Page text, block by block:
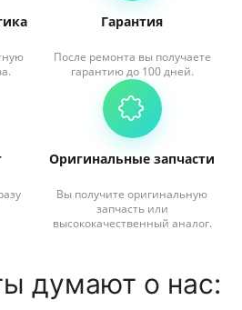
Гарантия
После ремонта вы получаете
гарантию до 100 дней.
Оригинальные запчасти
Вы получите оригинальную
запчасть или
высококачественный аналог.
думают о нас: